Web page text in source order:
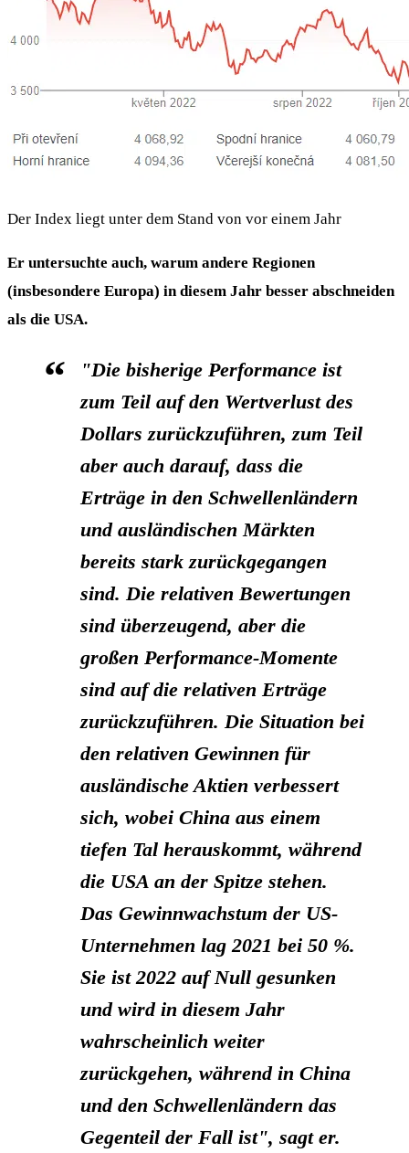
Der Index liegt unter dem Stand von vor einem Jahr
Er untersuchte auch, warum andere Regionen
(insbesondere Europa) in diesem Jahr besser abschneiden
als die USA.
"Die bisherige Performance ist
zum Teil auf den Wertverlust des
Dollars zurückzuführen, zum Teil
aber auch darauf, dass die
Erträge in den Schwellenländern
und ausländischen Märkten
bereits stark zurückgegangen
sind. Die relativen Bewertungen
sind überzeugend, aber die
großen Performance-Momente
sind auf die relativen Erträge
zurückzuführen. Die Situation bei
den relativen Gewinnen für
ausländische Aktien verbessert
sich, wobei China aus einem
tiefen Tal herauskommt, während
die USA an der Spitze stehen.
Das Gewinnwachstum der US-
Unternehmen lag 2021 bei 50 %.
Sie ist 2022 auf Null gesunken
und wird in diesem Jahr
wahrscheinlich weiter
zurückgehen, während in China
und den Schwellenländern das
Gegenteil der Fall ist", sagt er.